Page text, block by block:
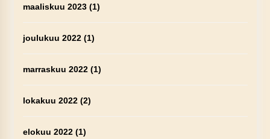
maaliskuu 2023(1)
joulukuu 2022(1)
marraskuu 2022(1)
lokakuu 2022(2)
elokuu 2022(1)